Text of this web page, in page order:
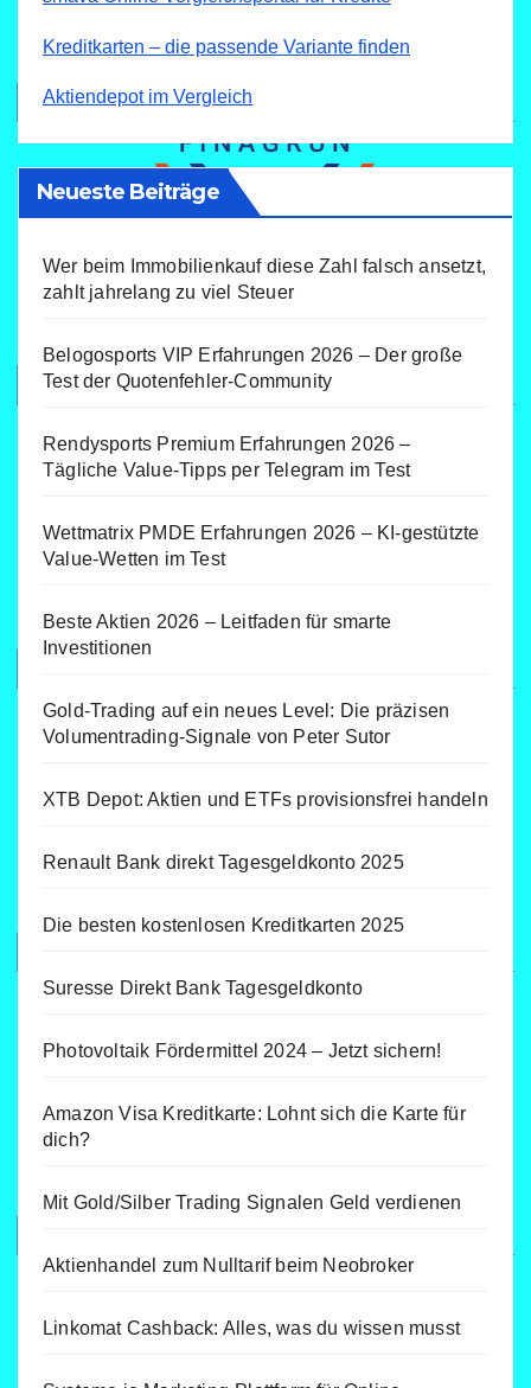
Kreditkarten – die passende Variante finden
Aktiendepot im Vergleich
Neueste Beiträge
Wer beim Immobilienkauf diese Zahl falsch ansetzt,
zahlt jahrelang zu viel Steuer
Belogosports VIP Erfahrungen 2026 – Der große
Test der Quotenfehler-Community
Rendysports Premium Erfahrungen 2026 –
Tägliche Value-Tipps per Telegram im Test
Wettmatrix PMDE Erfahrungen 2026 – KI-gestützte
Value-Wetten im Test
Beste Aktien 2026 – Leitfaden für smarte
Investitionen
Gold-Trading auf ein neues Level: Die präzisen
Volumentrading-Signale von Peter Sutor
XTB Depot: Aktien und ETFs provisionsfrei handeln
Renault Bank direkt Tagesgeldkonto 2025
Die besten kostenlosen Kreditkarten 2025
Suresse Direkt Bank Tagesgeldkonto
Photovoltaik Fördermittel 2024 – Jetzt sichern!
Amazon Visa Kreditkarte: Lohnt sich die Karte für
dich?
Mit Gold/Silber Trading Signalen Geld verdienen
Aktienhandel zum Nulltarif beim Neobroker
Linkomat Cashback: Alles, was du wissen musst